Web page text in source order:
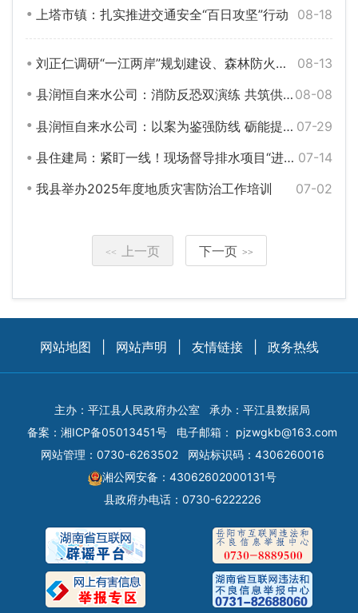
08-18
上塔市镇：扎实推进交通安全“百日攻坚”行动
08-13
刘正仁调研“一江两岸”规划建设、森林防火、文旅产业发展工作
08-08
县润恒自来水公司：消防反恐双演练 共筑供水安全网
07-29
县润恒自来水公司：以案为鉴强防线 砺能提质护民生——召开安全生产警示教育大会
07-14
县住建局：紧盯一线！现场督导排水项目“进度条”
07-02
我县举办2025年度地质灾害防治工作培训
<< 上一页 下一页 >>
网站地图 网站声明 友情链接 政务热线
主办：平江县人民政府办公室
承办：平江县数据局
备案： 湘ICP备05013451号 电子邮箱： pjzwgkb@163.com
网站管理：0730-6263502
网站标识码：4306260016
湘公网安备：43062602000131号
县政府办电话：0730-6222226